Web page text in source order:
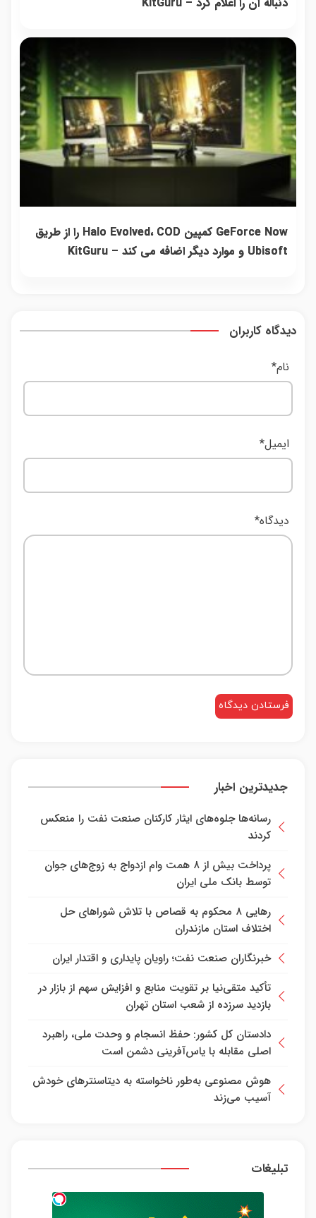
جدیدترین اخبار
رسانه‌ها جلوه‌های ایثار کارکنان صنعت نفت را منعکس
کردند
پرداخت بیش از ۸ همت وام ازدواج به زوج‌های جوان
توسط بانک ملی ایران
رهایی ۸ محکوم به قصاص با تلاش شورا‌های حل
اختلاف استان مازندران
خبرنگاران صنعت نفت؛ راویان پایداری و اقتدار ایران
تأکید متقی‌نیا بر تقویت منابع و افزایش سهم از بازار در
بازدید سرزده از شعب استان تهران
دادستان کل کشور: حفظ انسجام و وحدت ملی، راهبرد
اصلی مقابله با یاس‌آفرینی دشمن است
هوش مصنوعی به‌طور ناخواسته به دیتاسنترهای خودش
آسیب می‌زند
تبلیغات
GeForce Now کمپین Halo Evolved، COD را از طریق
Ubisoft و موارد دیگر اضافه می کند – KitGuru
دیدگاه کاربران
دیدگاه*
نام*
ایمیل*